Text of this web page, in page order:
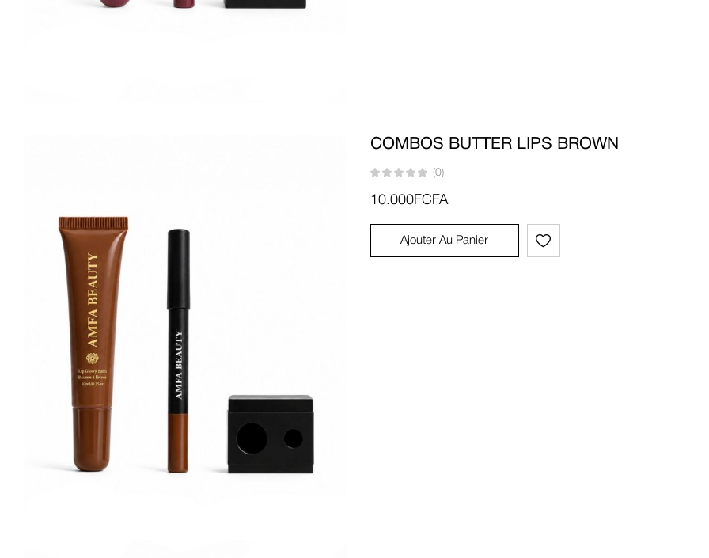
COMBOS BUTTER LIPS BROWN
(0)
10.000FCFA
Ajouter Au Panier